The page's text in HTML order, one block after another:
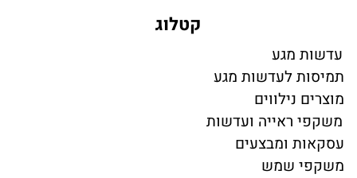
קטלוג
עדשות מגע
תמיסות לעדשות מגע
מוצרים נילווים
משקפי ראייה ועדשות
עסקאות ומבצעים
משקפי שמש